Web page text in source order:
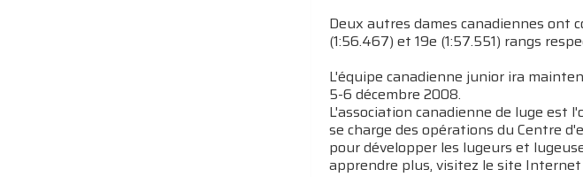
Deux autres dames canadiennes ont
(1:56.467) et 19e (1:57.551) rangs
L'équipe canadienne junior ira
5-6 décembre 2008.
L'association canadienne de luge est
se charge des opérations du Centre
pour développer les lugeurs et
apprendre plus, visitez le site